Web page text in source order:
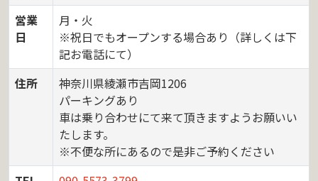
営業
日
月・火
※祝日でもオープンする場合あり（詳しくは下
記お電話にて）
住所
神奈川県綾瀬市吉岡1206
パーキングあり
車は乗り合わせにて来て頂きますようお願いい
たします。
※不便な所にあるので是非ご予約ください